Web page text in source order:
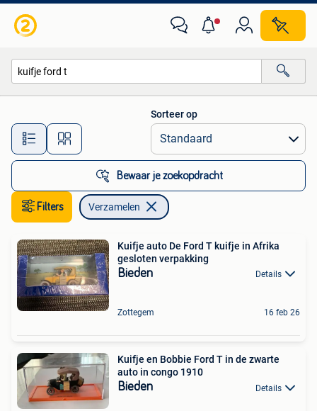
Alle afstanden…
Sorteer op
Bewaar je zoekopdracht
Filters Verzamelen
Kuifje auto De Ford T kuifje in Afrika
gesloten verpakking
Bieden Details
Zottegem 16 feb 26
Kuifje en Bobbie Ford T in de zwarte
auto in congo 1910
Bieden Details